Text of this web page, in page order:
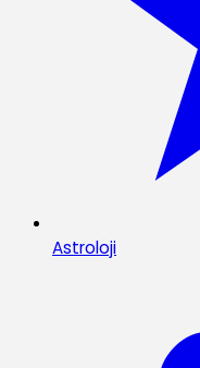
Astroloji